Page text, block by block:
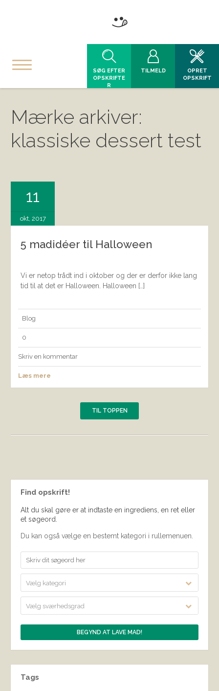
SØG EFTER
OPSKRIFTE
R
TILMELD
OPRET
OPSKRIFT
Mærke arkiver:
klassiske dessert test
11
okt, 2017
5 madidéer til Halloween
Vi er netop trådt ind i oktober og der er derfor ikke lang
tid til at det er Halloween. Halloween […]
Blog
0
Skriv en kommentar
Læs mere
TIL TOPPEN
Find opskrift!
Alt du skal gøre er at indtaste en ingrediens, en ret eller
et søgeord.
Du kan også vælge en bestemt kategori i rullemenuen.
Vælg kategori
Vælg sværhedsgrad
Tags